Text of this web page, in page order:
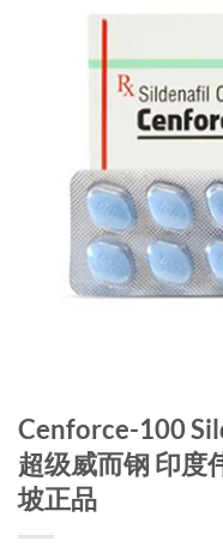
Cenforce-100
超级威而钢 印度
坡正品